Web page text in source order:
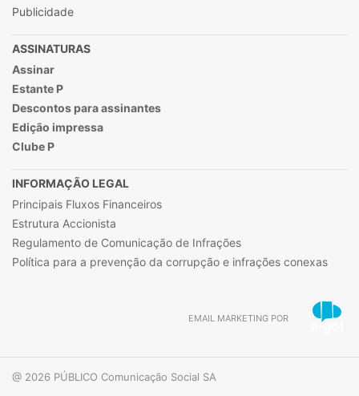
Publicidade
ASSINATURAS
Assinar
Estante P
Descontos para assinantes
Edição impressa
Clube P
INFORMAÇÃO LEGAL
Principais Fluxos Financeiros
Estrutura Accionista
Regulamento de Comunicação de Infrações
Política para a prevenção da corrupção e infrações conexas
EMAIL MARKETING POR
@ 2026 PÚBLICO Comunicação Social SA